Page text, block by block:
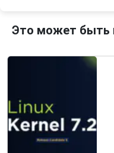
Это может быть